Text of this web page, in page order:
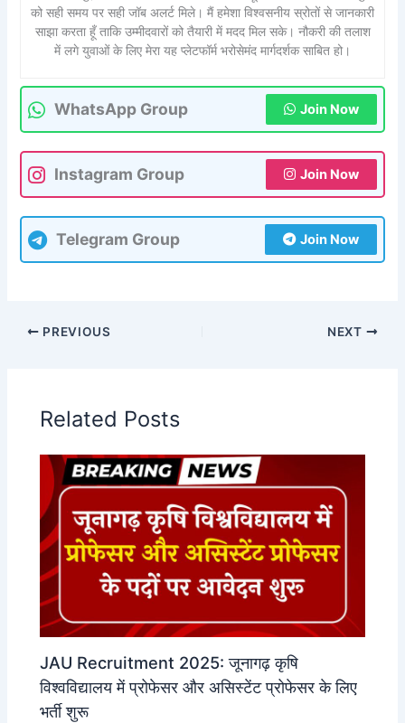
को सही समय पर सही जॉब अलर्ट मिले। मैं हमेशा विश्वसनीय स्रोतों से जानकारी
साझा करता हूँ ताकि उम्मीदवारों को तैयारी में मदद मिल सके। नौकरी की तलाश
में लगे युवाओं के लिए मेरा यह प्लेटफॉर्म भरोसेमंद मार्गदर्शक साबित हो।
WhatsApp Group Join Now
Instagram Group Join Now
Telegram Group Join Now
PREVIOUS NEXT
Related Posts
JAU Recruitment 2025: जूनागढ़ कृषि
विश्वविद्यालय में प्रोफेसर और असिस्टेंट प्रोफेसर के लिए
भर्ती शुरू